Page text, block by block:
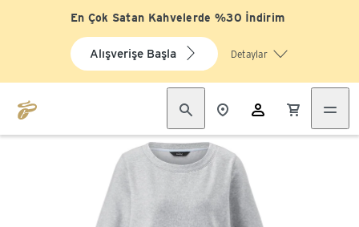
En Çok Satan Kahvelerde %30 İndirim
Alışverişe Başla Detaylar